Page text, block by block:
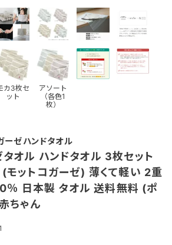
カ3枚セ
ット
アソート
（各色1
枚）
ーゼハンドタオル
オル ハンドタオル 3枚セット
ットコガーゼ) 薄くて軽い 2重
％ 日本製 タオル 送料無料 (ポ
ちゃん